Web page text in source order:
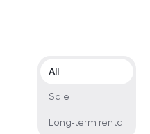
Offer type
All
Sale
Long-term rental